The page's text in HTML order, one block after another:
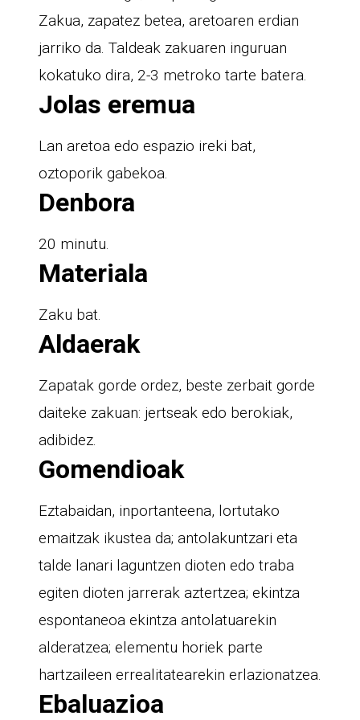
Zakua, zapatez betea, aretoaren erdian
jarriko da. Taldeak zakuaren inguruan
kokatuko dira, 2-3 metroko tarte batera.
Jolas eremua
Lan aretoa edo espazio ireki bat,
oztoporik gabekoa.
Denbora
20 minutu.
Materiala
Zaku bat.
Aldaerak
Zapatak gorde ordez, beste zerbait gorde
daiteke zakuan: jertseak edo berokiak,
adibidez.
Gomendioak
Eztabaidan, inportanteena, lortutako
emaitzak ikustea da; antolakuntzari eta
talde lanari laguntzen dioten edo traba
egiten dioten jarrerak aztertzea; ekintza
espontaneoa ekintza antolatuarekin
alderatzea; elementu horiek parte
hartzaileen errealitatearekin erlazionatzea.
Ebaluazioa